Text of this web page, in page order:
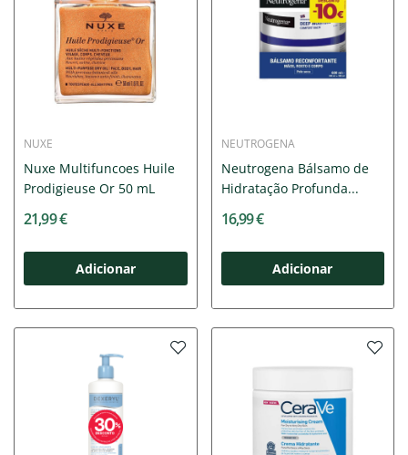
NUXE
Nuxe Multifuncoes Huile
Prodigieuse Or 50 mL
21,99 €
Adicionar
NEUTROGENA
Neutrogena Bálsamo de
Hidratação Profunda...
16,99 €
Adicionar